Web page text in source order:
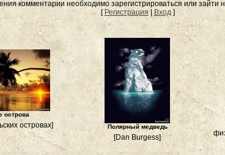
комментарии необходимо зарегистрироваться или зайти
[Регистрация Вход]
острова
островах] Полярный медведь
[Dan Burgess]